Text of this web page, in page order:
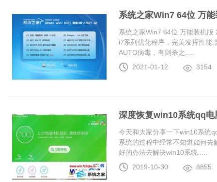
系统之家Win7 64位 万
系统之家Win7 64位 万能装机
i7系列优化程序，完美发挥性能
AUTO病毒，有则杀之.....
2021-01-12
3154
深度恢复win10系统qq
今天和大家分享一下win10系统
系统的过程中经常不知道如何
好的办法去解决win10系统.....
2019-10-30
8855